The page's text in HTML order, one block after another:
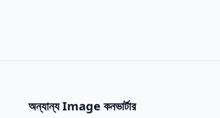
অন্যান্য Image কনভার্টার